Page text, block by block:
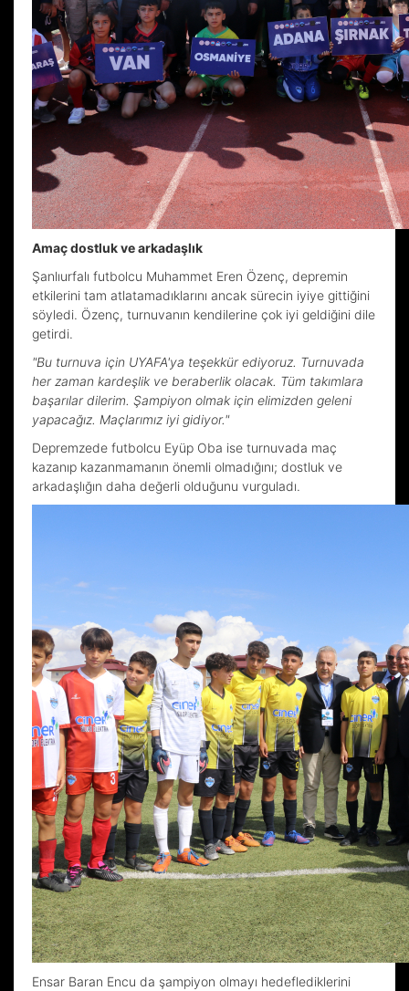
Amaç dostluk ve arkadaşlık
Şanlıurfalı futbolcu Muhammet Eren Özenç, depremin
etkilerini tam atlatamadıklarını ancak sürecin iyiye gittiğini
söyledi. Özenç, turnuvanın kendilerine çok iyi geldiğini dile
getirdi.
"Bu turnuva için UYAFA'ya teşekkür ediyoruz. Turnuvada
her zaman kardeşlik ve beraberlik olacak. Tüm takımlara
başarılar dilerim. Şampiyon olmak için elimizden geleni
yapacağız. Maçlarımız iyi gidiyor."
Depremzede futbolcu Eyüp Oba ise turnuvada maç
kazanıp kazanmamanın önemli olmadığını; dostluk ve
arkadaşlığın daha değerli olduğunu vurguladı.
Ensar Baran Encu da şampiyon olmayı hedeflediklerini